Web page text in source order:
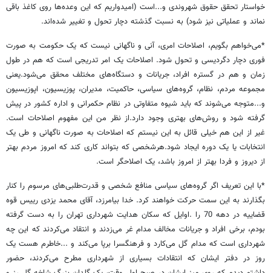
خواستار تحقق حقوق شهروندی و...است (امیدواریم که این وعده‌ها روی کاغذ باقی
نماند و عملیاتی نیز شود) به نسبت گذشته دچار تحول و تغییر شده‌اند.
*می‌خواهم بگویم، اصلاحات امری، آنی و ناگهانی نیست که یک حکومت به صورت
فوری دچار دگردیسی و تحول شود. اصلاحات یک امر تدریجی است که هم در طول
زمان و هم در گستره افراد، جریانات و دستگاه‌های مختلف محقق می‌شود.یعنی
مجموعه مردم، نظام، گروه‌های سیاسی، حاکمیت، مدیران، پوزیسیون، اپوزیسیون
و...متوجه می‌شوند که باید شیوه متفاوتی در نظام حکمرانی و اداره کشور در پیش
گرفته شود و روش‌های بهتری وجود دارد.از نظر من این مفهوم اصلاحات است.
غیر از این هم خیلی قائل به این نیستم که اصلاحات به صورت ناگهانی و طی یک
انتخابات یا یک دوره ایجاد شود.هرشخصی که بتواند کاری کند که امروز مردم بهتر
از دیروز و فردا بهتر از امروز باشد، یک اصلاحگر است.
*با این تعریف اگر گروه‌های سیاسی منافع شخصی و قدرت‌طلبی‌های مرسوم را کنار
بگذارند به این سمت حرکت خواهند کرد. خدا بیامرزد، آقای محمد یزدی رییس قوه
قضاییه در دهه 70 را .اوایل که سکان هدایت شهرداری تهران را به دست گرفته
بودم، برخی افراد و جریانات مخالف مدام غر می‌زدند و انتقاد می‌کردند که این چه
شهرداری است که مدام گل می‌کارد و فرهنگسرا برپا می‌کند و ...خاطرم هست یک
روز در دفتر ایشان که انتقادات بسیاری از شهرداری مطرح می‌کردند، حضور